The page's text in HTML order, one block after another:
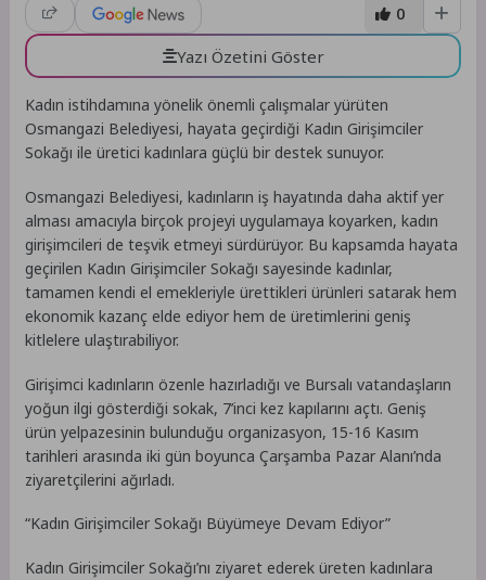
0
Yazı Özetini Göster
Kadın istihdamına yönelik önemli çalışmalar yürüten
Osmangazi Belediyesi, hayata geçirdiği Kadın Girişimciler
Sokağı ile üretici kadınlara güçlü bir destek sunuyor.
Osmangazi Belediyesi, kadınların iş hayatında daha aktif yer
alması amacıyla birçok projeyi uygulamaya koyarken, kadın
girişimcileri de teşvik etmeyi sürdürüyor. Bu kapsamda hayata
geçirilen Kadın Girişimciler Sokağı sayesinde kadınlar,
tamamen kendi el emekleriyle ürettikleri ürünleri satarak hem
ekonomik kazanç elde ediyor hem de üretimlerini geniş
kitlelere ulaştırabiliyor.
Girişimci kadınların özenle hazırladığı ve Bursalı vatandaşların
yoğun ilgi gösterdiği sokak, 7’inci kez kapılarını açtı. Geniş
ürün yelpazesinin bulunduğu organizasyon, 15-16 Kasım
tarihleri arasında iki gün boyunca Çarşamba Pazar Alanı’nda
ziyaretçilerini ağırladı.
“Kadın Girişimciler Sokağı Büyümeye Devam Ediyor”
Kadın Girişimciler Sokağı’nı ziyaret ederek üreten kadınlara